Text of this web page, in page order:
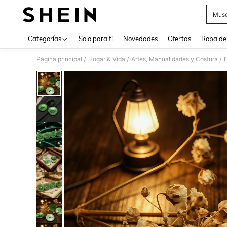
Categorías Solo para ti Novedades Ofertas Ropa
Página principal / Hogar & Vida / Artes, Manualidades y Costura /